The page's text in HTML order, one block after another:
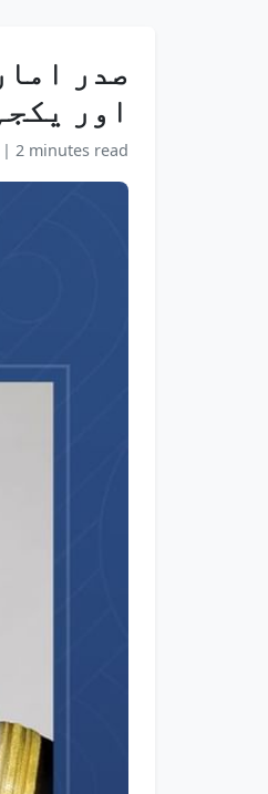
صدر
اور
| 2 minutes read